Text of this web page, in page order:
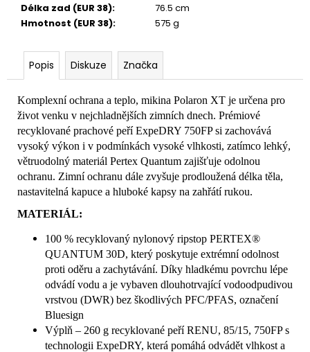
Délka zad (EUR 38):
76.5 cm
Hmotnost (EUR 38): 575 g
Popis Diskuze Značka
Komplexní ochrana a teplo, mikina Polaron XT je určena pro
život venku v nejchladnějších zimních dnech. Prémiové
recyklované prachové peří ExpeDRY 750FP si zachovává
vysoký výkon i v podmínkách vysoké vlhkosti, zatímco lehký,
větruodolný materiál Pertex Quantum zajišťuje odolnou
ochranu. Zimní ochranu dále zvyšuje prodloužená délka těla,
nastavitelná kapuce a hluboké kapsy na zahřátí rukou.
MATERIÁL:
100 % recyklovaný nylonový ripstop PERTEX®
QUANTUM 30D, který poskytuje extrémní odolnost
proti oděru a zachytávání. Díky hladkému povrchu lépe
odvádí vodu a je vybaven dlouhotrvající vodoodpudivou
vrstvou (DWR) bez škodlivých PFC/PFAS, označení
Bluesign
Výplň – 260 g recyklované peří RENU, 85/15, 750FP s
technologii ExpeDRY, která pomáhá odvádět vlhkost a